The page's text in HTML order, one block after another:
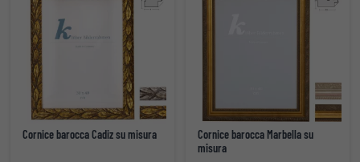
Cornice barocca Cadiz su misura
Cornice barocca Marbella su
misura